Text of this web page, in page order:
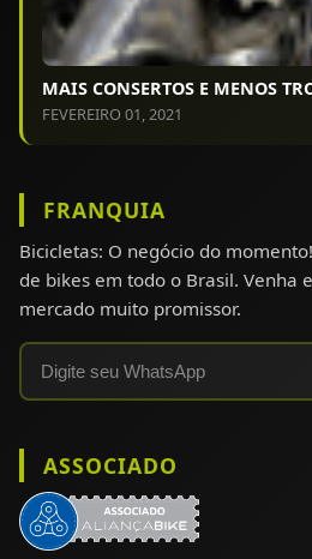
MAIS CONSERTOS E MENOS
FEVEREIRO 01, 2021
FRANQUIA
Bicicletas: O negócio do
de bikes em todo o Brasil. Venha
mercado muito promissor.
ASSOCIADO